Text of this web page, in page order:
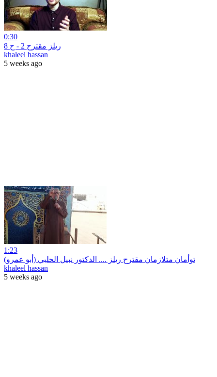
0:30
ريلز مقترح 2 - ح 8
khaleel hassan
5 weeks ago
1:23
مقترح ريلز .... الدكتور نبيل الحلبي (أبو عمرو) توأمان متلازمان
khaleel hassan
5 weeks ago